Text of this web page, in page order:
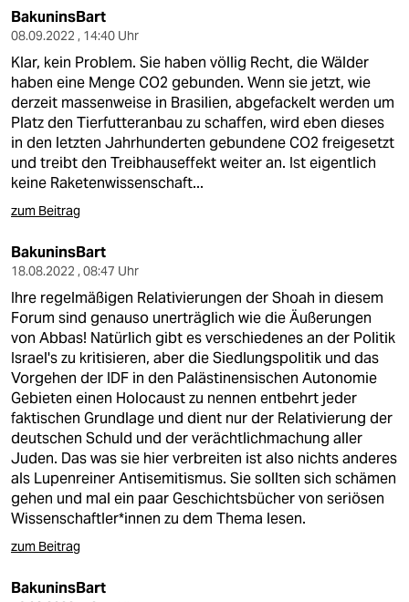
BakuninsBart
08.09.2022 , 14:40 Uhr
Klar, kein Problem. Sie haben völlig Recht, die Wälder
haben eine Menge CO2 gebunden. Wenn sie jetzt, wie
derzeit massenweise in Brasilien, abgefackelt werden um
Platz den Tierfutteranbau zu schaffen, wird eben dieses
in den letzten Jahrhunderten gebundene CO2 freigesetzt
und treibt den Treibhauseffekt weiter an. Ist eigentlich
keine Raketenwissenschaft...
zum Beitrag
BakuninsBart
18.08.2022 , 08:47 Uhr
Ihre regelmäßigen Relativierungen der Shoah in diesem
Forum sind genauso unerträglich wie die Äußerungen
von Abbas! Natürlich gibt es verschiedenes an der Politik
Israel's zu kritisieren, aber die Siedlungspolitik und das
Vorgehen der IDF in den Palästinensischen Autonomie
Gebieten einen Holocaust zu nennen entbehrt jeder
faktischen Grundlage und dient nur der Relativierung der
deutschen Schuld und der verächtlichmachung aller
Juden. Das was sie hier verbreiten ist also nichts anderes
als Lupenreiner Antisemitismus. Sie sollten sich schämen
gehen und mal ein paar Geschichtsbücher von seriösen
Wissenschaftler*innen zu dem Thema lesen.
zum Beitrag
BakuninsBart